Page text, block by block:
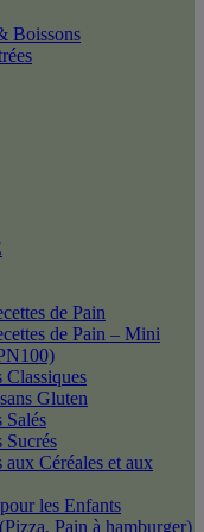
Boissons
de Pain
de Pain – Mini
Classiques
Gluten
Salés
Sucrés
aux Céréales et aux
les Enfants
Pain à hamburger)